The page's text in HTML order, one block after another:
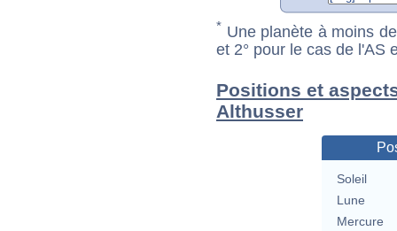
* Une planète à moins
et 2° pour le cas de l'AS
Positions et
Althusser
Soleil
Lune
Mercure